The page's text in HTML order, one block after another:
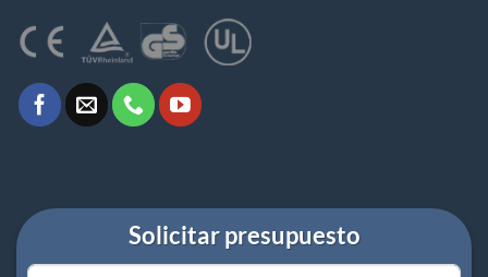
Solicitar presupuesto